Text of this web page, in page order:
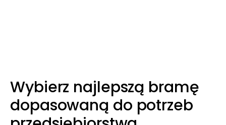
Wybierz najlepszą bramę
dopasowaną do potrzeb